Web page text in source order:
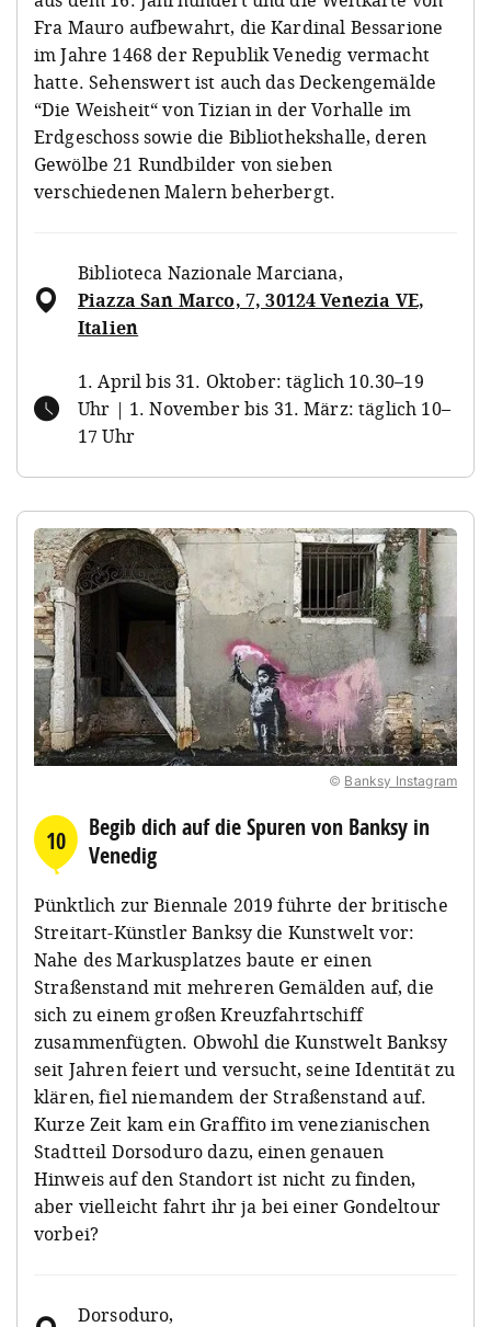
Fra Mauro aufbewahrt, die Kardinal Bessarione
im Jahre 1468 der Republik Venedig vermacht
hatte. Sehenswert ist auch das Deckengemälde
“Die Weisheit“ von Tizian in der Vorhalle im
Erdgeschoss sowie die Bibliothekshalle, deren
Gewölbe 21 Rundbilder von sieben
verschiedenen Malern beherbergt.
Biblioteca Nazionale Marciana,
Piazza San Marco, 7, 30124 Venezia VE,
Italien
1. April bis 31. Oktober: täglich 10.30–19
Uhr | 1. November bis 31. März: täglich 10–
17 Uhr
© Banksy Instagram
10
Begib dich auf die Spuren von Banksy in
Venedig
Pünktlich zur Biennale 2019 führte der britische
Streitart-Künstler Banksy die Kunstwelt vor:
Nahe des Markusplatzes baute er einen
Straßenstand mit mehreren Gemälden auf, die
sich zu einem großen Kreuzfahrtschiff
zusammenfügten. Obwohl die Kunstwelt Banksy
seit Jahren feiert und versucht, seine Identität zu
klären, fiel niemandem der Straßenstand auf.
Kurze Zeit kam ein Graffito im venezianischen
Stadtteil Dorsoduro dazu, einen genauen
Hinweis auf den Standort ist nicht zu finden,
aber vielleicht fahrt ihr ja bei einer Gondeltour
vorbei?
Dorsoduro,